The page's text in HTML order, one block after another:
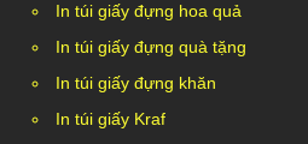
In túi giấy đựng hoa quả
In túi giấy đựng quà tặng
In túi giấy đựng khăn
In túi giấy Kraf